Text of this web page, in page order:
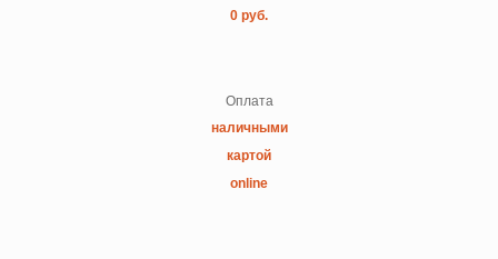
0 руб.
Оплата
наличными
картой
online